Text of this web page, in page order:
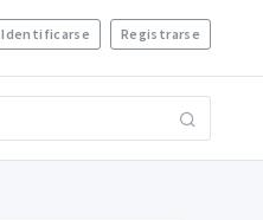
Identificarse Registrarse